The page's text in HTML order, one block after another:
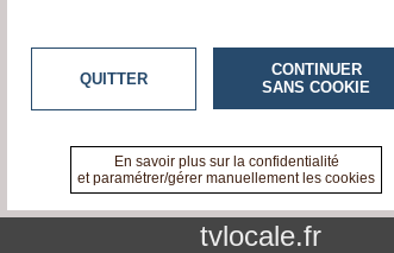
tvlocale.fr
QUITTER
CONTINUER
SANS COOKIE
En savoir plus sur la confidentialité
et paramétrer/gérer manuellement les cookies